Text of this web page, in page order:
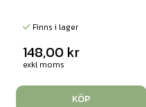
Finns i lager
148,00 kr
exkl moms
KÖP